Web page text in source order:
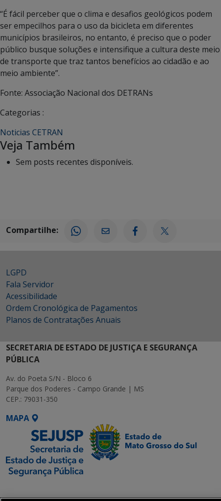
“É fácil perceber que o clima e desafios geológicos podem
ser empecilhos para o uso da bicicleta em diferentes
municípios brasileiros, no entanto, é preciso que o poder
público busque soluções e intensifique a cultura deste meio
de transporte que traz tantos benefícios ao cidadão e ao
meio ambiente”.
Fonte: Associação Nacional dos DETRANs
Categorias :
Noticias CETRAN
Veja Também
Sem posts recentes disponíveis.
Compartilhe:
LGPD
Fala Servidor
Acessibilidade
Ordem Cronológica de Pagamentos
Planos de Contratações Anuais
SECRETARIA DE ESTADO DE JUSTIÇA E SEGURANÇA
PÚBLICA
Av. do Poeta S/N - Bloco 6
Parque dos Poderes - Campo Grande | MS
CEP.: 79031-350
MAPA